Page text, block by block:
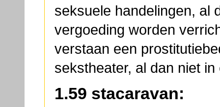
seksuele handelingen, al
vergoeding worden
verstaan een
sekstheater, al dan niet
1.59 stacaravan: